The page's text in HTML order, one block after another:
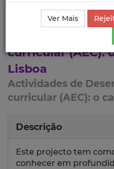
Ciência_Iscte Lista de
Actividades de
curricular (AEC):
Lisboa
Actividades de
curricular (AEC): o
Descrição
Este projecto tem
conhecer em
Ver Mais